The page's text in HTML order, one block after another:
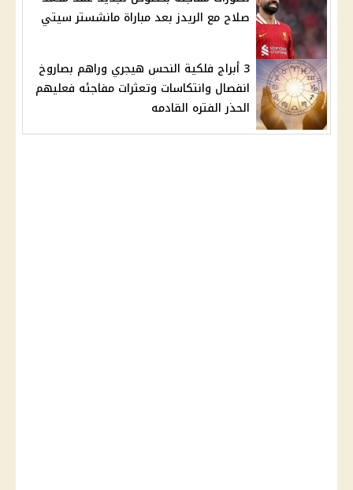
صلاح مع الريدز بعد مباراة مانشستر سيتي
3 أبراج فلكية النحس هيجري وراهم بصاروخ
انفصال وانتكاسات وتعثرات مفاجئه فعليهم
الحذر الفتره القادمه